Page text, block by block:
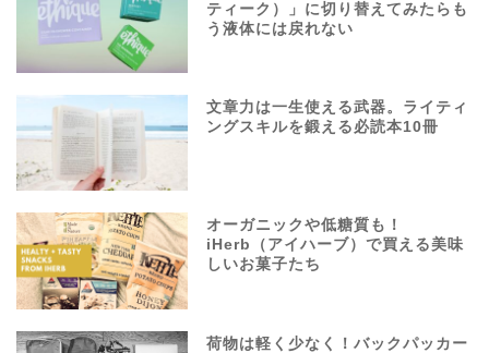
ティーク）」に切り替えてみたらも
う液体には戻れない
文章力は一生使える武器。ライティ
ングスキルを鍛える必読本10冊
オーガニックや低糖質も！
iHerb（アイハーブ）で買える美味
しいお菓子たち
荷物は軽く少なく！バックパッカー